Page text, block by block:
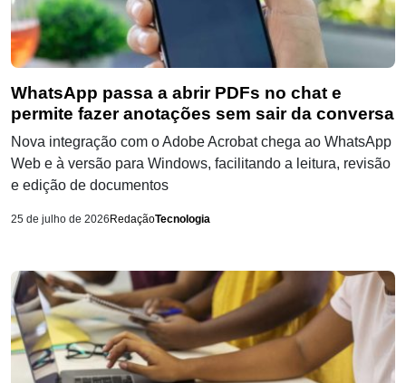
WhatsApp passa a abrir PDFs no chat e
permite fazer anotações sem sair da conversa
Nova integração com o Adobe Acrobat chega ao WhatsApp
Web e à versão para Windows, facilitando a leitura, revisão
e edição de documentos
25 de julho de 2026 RedaçãoTecnologia